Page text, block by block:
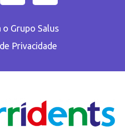
o Grupo Salus
Privacidade